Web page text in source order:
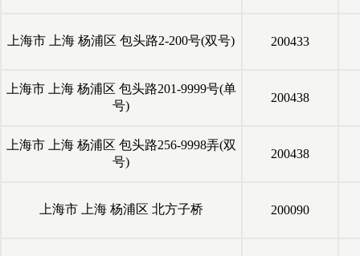
上海市 上海 杨浦区 包头路2-200号(双号) 200433
上海市 上海 杨浦区 包头路201-9999号(单
号)
200438
上海市 上海 杨浦区 包头路256-9998弄(双
号)
200438
上海市 上海 杨浦区 北方子桥 200090